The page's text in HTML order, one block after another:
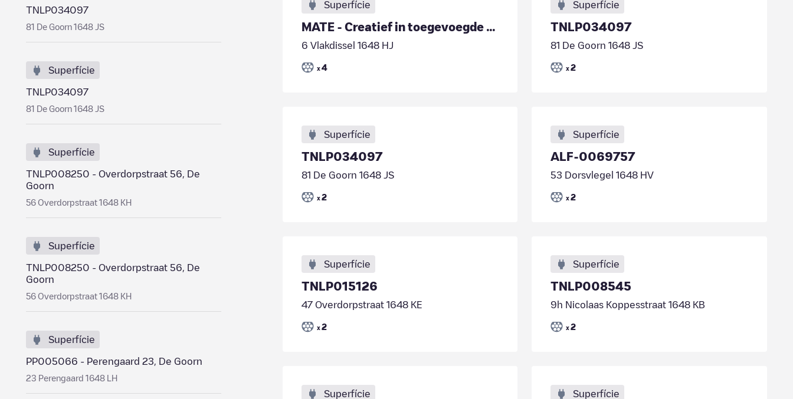
TNLP034097
81 De Goorn 1648 JS
Superfície
TNLP034097
81 De Goorn 1648 JS
Superfície
TNLP008250 - Overdorpstraat 56, De
Goorn
56 Overdorpstraat 1648 KH
Superfície
TNLP008250 - Overdorpstraat 56, De
Goorn
56 Overdorpstraat 1648 KH
Superfície
PP005066 - Perengaard 23, De Goorn
23 Perengaard 1648 LH
Superfície
MATE - Creatief in toegevoegde waarde
6 Vlakdissel 1648 HJ
x 4
Superfície
TNLP034097
81 De Goorn 1648 JS
x 2
Superfície
TNLP034097
81 De Goorn 1648 JS
x 2
Superfície
ALF-0069757
53 Dorsvlegel 1648 HV
x 2
Superfície
TNLP015126
47 Overdorpstraat 1648 KE
x 2
Superfície
TNLP008545
9h Nicolaas Koppesstraat 1648 KB
x 2
Superfície Superfície